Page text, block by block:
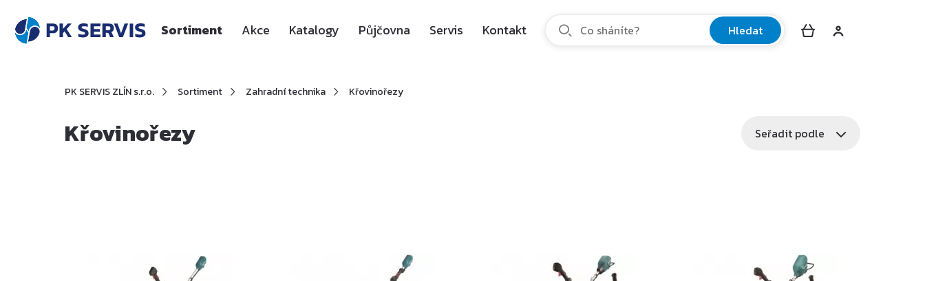
Sortiment Akce Katalogy Půjčovna Servis Kontakt Hledat
PK SERVIS ZLÍN s.r.o. Sortiment Zahradní technika Křovinořezy
Křovinořezy Seřadit podle